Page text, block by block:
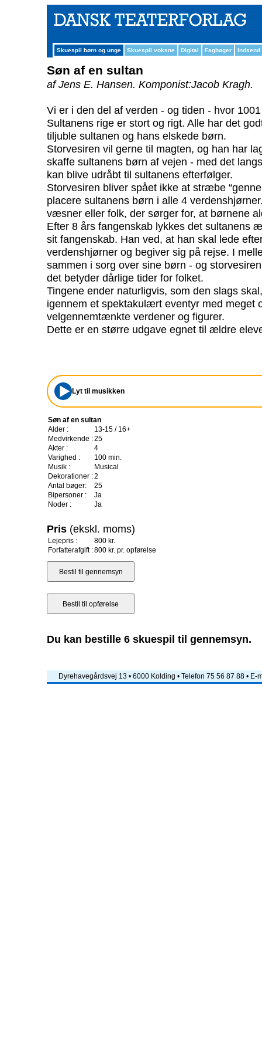
Skuespil børn og unge Skuespil voksne Digital Fagbøger Indsend
Søn af en sultan
af Jens E. Hansen. Komponist:Jacob Kragh.
Vi er i den del af verden - og tiden - hvor
Sultanens rige er stort og rigt. Alle har det
tiljuble sultanen og hans elskede børn.
Storvesiren vil gerne til magten, og han har
skaffe sultanens børn af vejen - med det
kan blive udråbt til sultanens efterfølger.
Storvesiren bliver spået ikke at stræbe
placere sultanens børn i alle 4
væsner eller folk, der sørger for, at børnene
Efter 8 års fangenskab lykkes det sultanens
sit fangenskab. Han ved, at han skal lede
verdenshjørner og begiver sig på rejse. I
sammen i sorg over sine børn - og
det betyder dårlige tider for folket.
Tingene ender naturligvis, som den slags
igennem et spektakulært eventyr med meget
velgennemtænkte verdener og figurer.
Dette er en større udgave egnet til ældre
Lyt til musikken
Søn af en sultan
Alder :
13-15 / 16+
Medvirkende :25
Akter :
4
Varighed :
100 min.
Musik :
Musical
Dekorationer :2
Antal bøger:
25
Bipersoner :
Ja
Noder :
Ja
Pris (ekskl. moms)
Lejepris :
800 kr.
Forfatterafgift :800 kr. pr. opførelse
Du kan bestille 6 skuespil til gennemsyn.
Dyrehavegårdsvej 13 • 6000 Kolding • Telefon 75 56 87 88 • E-